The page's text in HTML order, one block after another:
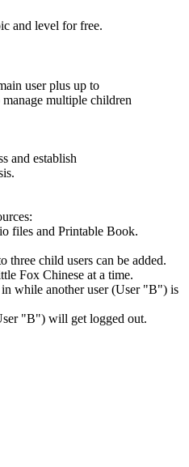
and level for free.
user plus up to
manage multiple children
and establish
files and Printable Book.
three child users can be added.
Fox Chinese at a time.
while another user (User "B") is
"B") will get logged out.